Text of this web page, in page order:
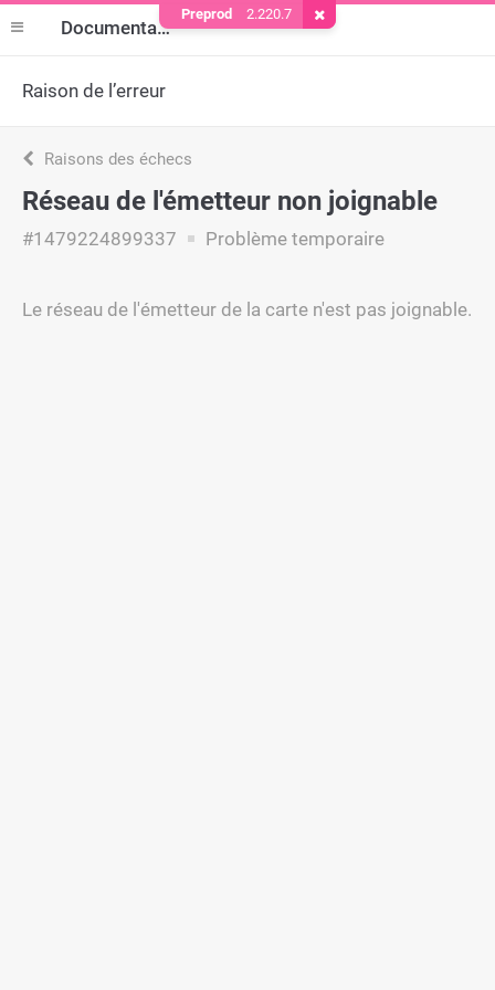
Documentation
Raison de l’erreur
Raisons des échecs
Réseau de l'émetteur non joignable
#1479224899337 Problème temporaire
Le réseau de l'émetteur de la carte n'est pas joignable.
Preprod 2.220.7 Supprimer le cookie